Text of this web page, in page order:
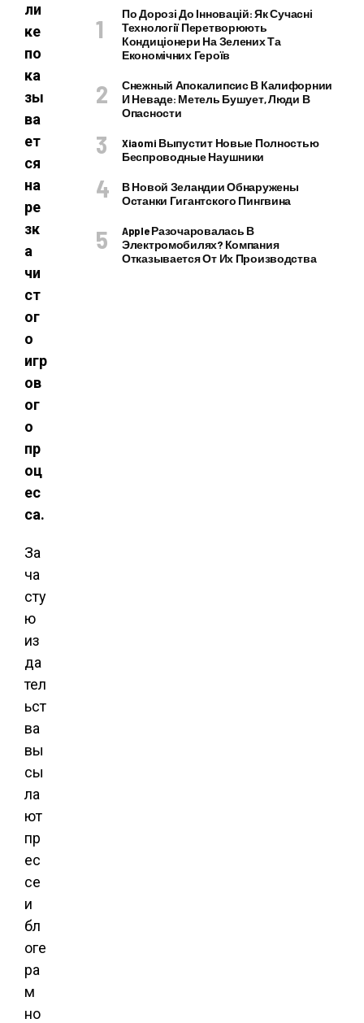
ли
ке
по
ка
зы
ва
ет
ся
на
ре
зк
а
чи
ст
ог
о
игр
ов
ог
о
пр
оц
ес
са.
За
ча
сту
ю
из
да
тел
ьст
ва
вы
сы
ла
ют
пр
ес
се
и
бл
оге
ра
м
но
По Дорозі До Інновацій: Як Сучасні
Технології Перетворюють
Кондиціонери На Зелених Та
Економічних Героїв
Снежный Апокалипсис В Калифорнии
И Неваде: Метель Бушует, Люди В
Опасности
Xiaomi Выпустит Новые Полностью
Беспроводные Наушники
В Новой Зеландии Обнаружены
Останки Гигантского Пингвина
Apple Разочаровалась В
Электромобилях? Компания
Отказывается От Их Производства